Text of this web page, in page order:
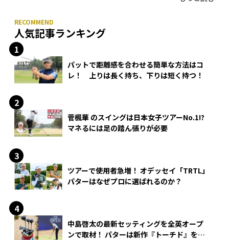
人気記事ランキング
パットで距離感を合わせる簡単な方法はコ
レ！ 上りは長く持ち、下りは短く持つ！
菅楓華 のスイングは日本女子ツアーNo.1!?
マネるには足の踏ん張りが必要
ツアーで使用者急増！ オデッセイ「TRTL」
パターはなぜプロに選ばれるのか？
中島啓太の最新セッティングを全英オープ
ンで取材！ パターは新作『トーチド』を投